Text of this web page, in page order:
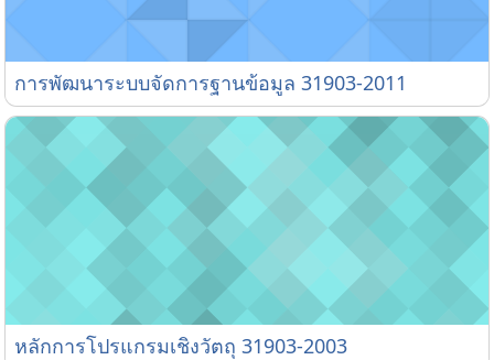
การพัฒนาระบบจัดการฐานข้อมูล 31903-2011
การพัฒนาระบบจัดการฐานข้อมูล 31903-2011
หลักการโปรแกรมเชิงวัตถุ 31903-2003
หลักการโปรแกรมเชิงวัตถุ 31903-2003